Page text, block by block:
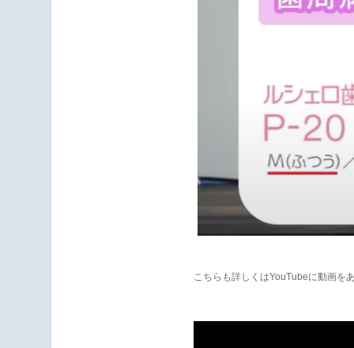
こちらも詳しくはYouTubeに動画を